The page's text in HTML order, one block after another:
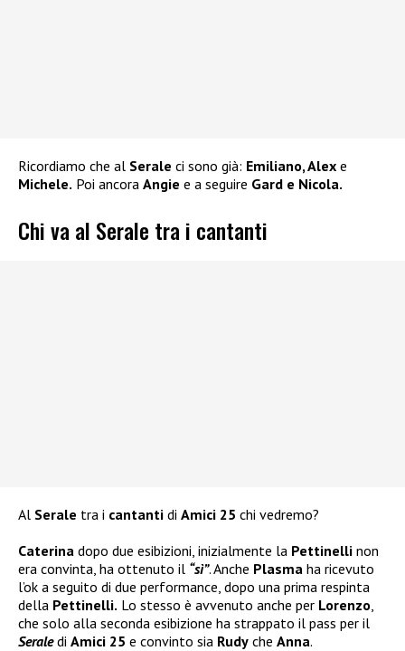
Ricordiamo che al Serale ci sono già: Emiliano, Alex e
Michele. Poi ancora Angie e a seguire Gard e Nicola.
Chi va al Serale tra i cantanti
Al Serale tra i cantanti di Amici 25 chi vedremo?
Caterina dopo due esibizioni, inizialmente la Pettinelli non
era convinta, ha ottenuto il “sì”. Anche Plasma ha ricevuto
l’ok a seguito di due performance, dopo una prima respinta
della Pettinelli. Lo stesso è avvenuto anche per Lorenzo
che solo alla seconda esibizione ha strappato il pass per il
Seraledi Amici 25 e convinto sia Rudy che Anna.